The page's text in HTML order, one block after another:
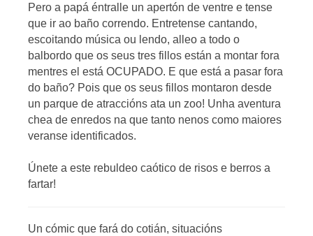
Pero a papá éntralle un apertón de ventre e tense
que ir ao baño correndo. Entretense cantando,
escoitando música ou lendo, alleo a todo o
balbordo que os seus tres fillos están a montar fora
mentres el está OCUPADO. E que está a pasar fora
do baño? Pois que os seus fillos montaron desde
un parque de atraccións ata un zoo! Unha aventura
chea de enredos na que tanto nenos como maiores
veranse identificados.
Únete a este rebuldeo caótico de risos e berros a
fartar!
Un cómic que fará do cotián, situacións